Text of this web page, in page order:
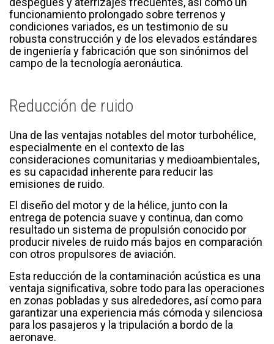
funcionamiento prolongado sobre terrenos y
condiciones variados, es un testimonio de su
robusta construcción y de los elevados estándares
de ingeniería y fabricación que son sinónimos del
campo de la tecnología aeronáutica.
Reducción de ruido
Una de las ventajas notables del motor turbohélice,
especialmente en el contexto de las
consideraciones comunitarias y medioambientales,
es su capacidad inherente para reducir las
emisiones de ruido.
El diseño del motor y de la hélice, junto con la
entrega de potencia suave y continua, dan como
resultado un sistema de propulsión conocido por
producir niveles de ruido más bajos en comparación
con otros propulsores de aviación.
Esta reducción de la contaminación acústica es una
ventaja significativa, sobre todo para las operaciones
en zonas pobladas y sus alrededores, así como para
garantizar una experiencia más cómoda y silenciosa
para los pasajeros y la tripulación a bordo de la
aeronave.